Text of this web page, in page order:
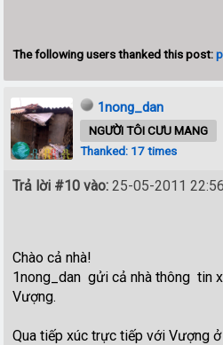
The following users thanked this post:
1nong_dan
NGƯỜI TÔI CƯU MANG
Thanked: 17 times
Trả lời #10 vào: 25-05-2011
Chào cả nhà!
1nong_dan gửi cả nhà thông tin
Vượng.
Qua tiếp xúc trực tiếp với Vượng